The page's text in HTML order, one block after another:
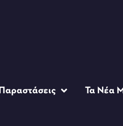
Παραστάσεις Τα Νέα